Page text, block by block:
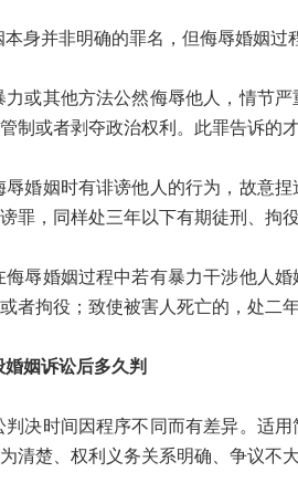
并非明确的罪名，但侮辱婚姻过程
其他方法公然侮辱他人，情节严
制或者剥夺政治权利。此罪告诉的
姻时有诽谤他人的行为，故意捏
罪，同样处三年以下有期徒刑、拘
婚姻过程中若有暴力干涉他人婚
者拘役；致使被害人死亡的，处二
婚姻诉讼后多久判
时间因程序不同而有差异。适用
清楚、权利义务关系明确、争议不